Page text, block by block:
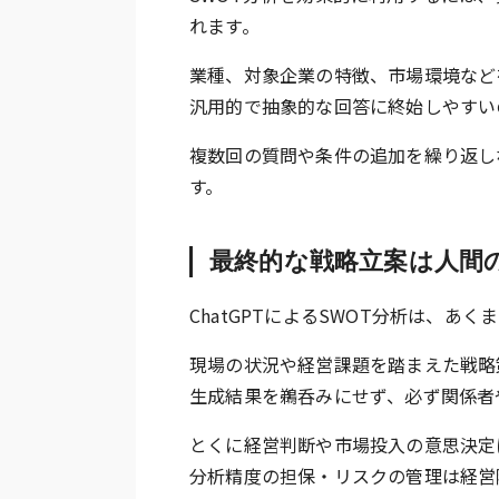
れます。
業種、対象企業の特徴、市場環境な
汎用的で抽象的な回答に終始しやす
複数回の質問や条件の追加を繰り返
す。
最終的な戦略立案は人間
ChatGPTによるSWOT分析は、あく
現場の状況や経営課題を踏まえた戦
生成結果を鵜呑みにせず、必ず関係
とくに経営判断や市場投入の意思決
分析精度の担保・リスクの管理は経